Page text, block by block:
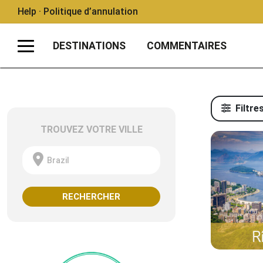
Help · Politique d’annulation
DESTINATIONS COMMENTAIRES
TROUVEZ VOTRE VILLE
Brazil
RECHERCHER